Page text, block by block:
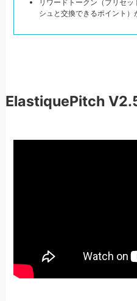
リワードトークン（プリセ
シュと交換できるポイント）
ElastiquePitch